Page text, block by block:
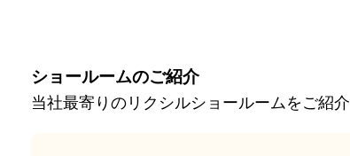
ショールームのご紹介
当社最寄りのリクシルショールームをご紹介